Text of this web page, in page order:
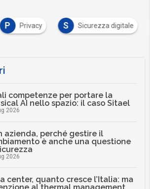
P Privacy S Sicurezza digitale
competenze per portare la
AI nello spazio: il caso Sitael
2026
azienda, perché gestire il
è anche una questione
2026
center, quanto cresce l’Italia: ma